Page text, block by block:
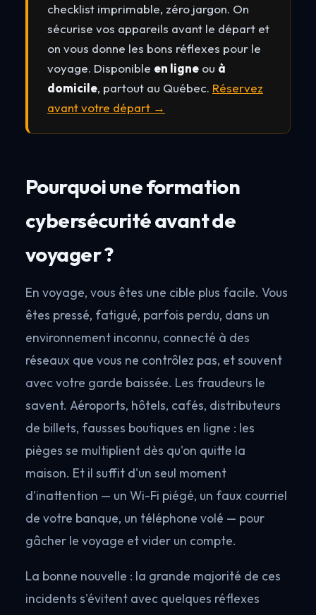
checklist imprimable, zéro jargon. On
sécurise vos appareils avant le départ et
on vous donne les bons réflexes pour le
voyage. Disponible en ligne ou à
domicile, partout au Québec. Réservez
avant votre départ →
Pourquoi une formation
cybersécurité avant de
voyager ?
En voyage, vous êtes une cible plus facile. Vous
êtes pressé, fatigué, parfois perdu, dans un
environnement inconnu, connecté à des
réseaux que vous ne contrôlez pas, et souvent
avec votre garde baissée. Les fraudeurs le
savent. Aéroports, hôtels, cafés, distributeurs
de billets, fausses boutiques en ligne : les
pièges se multiplient dès qu'on quitte la
maison. Et il suffit d'un seul moment
d'inattention — un Wi-Fi piégé, un faux courriel
de votre banque, un téléphone volé — pour
gâcher le voyage et vider un compte.
La bonne nouvelle : la grande majorité de ces
incidents s'évitent avec quelques réflexes